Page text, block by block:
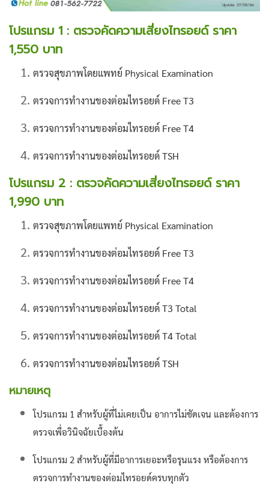
โปรแกรม 1 : ตรวจคัดความเสี่ยงไทรอยด์ ราคา
1,550 บาท
ตรวจสุขภาพโดยแพทย์ Physical Examination
ตรวจการทำงานของต่อมไทรอยด์ Free T3
ตรวจการทำงานของต่อมไทรอยด์ Free T4
ตรวจการทำงานของต่อมไทรอยด์ TSH
โปรแกรม 2 : ตรวจคัดความเสี่ยงไทรอยด์ ราคา
1,990 บาท
ตรวจสุขภาพโดยแพทย์ Physical Examination
ตรวจการทำงานของต่อมไทรอยด์ Free T3
ตรวจการทำงานของต่อมไทรอยด์ Free T4
ตรวจการทำงานของต่อมไทรอยด์ T3 Total
ตรวจการทำงานของต่อมไทรอยด์ T4 Total
ตรวจการทำงานของต่อมไทรอยด์ TSH
หมายเหตุ
โปรแกรม 1 สำหรับผู้ที่ไม่เคยเป็น อาการไม่ชัดเจน และต้องการ
ตรวจเพื่อวินิจฉัยเบื้องต้น
โปรแกรม 2 สำหรับผู้ที่มีอาการเยอะหรือรุนแรง หรือต้องการ
ตรวจการทำงานของต่อมไทรอยด์ครบทุกตัว